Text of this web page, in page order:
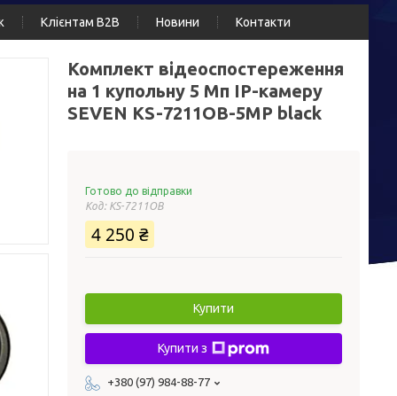
Клієнтам B2B Новини Контакти
Комплект відеоспостереження
на 1 купольну 5 Мп IP-камеру
SEVEN KS-7211OB-5MP black
Готово до відправки
Код: KS-7211OB
4 250 ₴
Купити
Купити з
+380 (97) 984-88-77